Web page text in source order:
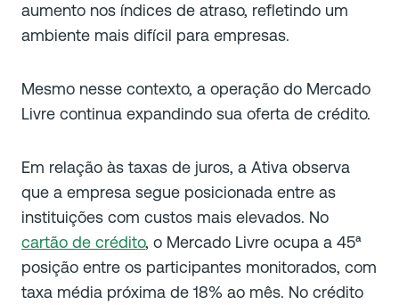
aumento nos índices de atraso, refletindo um
ambiente mais difícil para empresas.
Mesmo nesse contexto, a operação do Mercado
Livre continua expandindo sua oferta de crédito.
Em relação às taxas de juros, a Ativa observa
que a empresa segue posicionada entre as
instituições com custos mais elevados. No
cartão de crédito, o Mercado Livre ocupa a 45ª
posição entre os participantes monitorados, com
taxa média próxima de 18% ao mês. No crédito